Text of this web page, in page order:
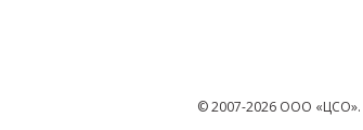
© 2007-2026 ООО